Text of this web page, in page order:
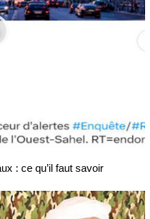
: ce qu’il faut savoir